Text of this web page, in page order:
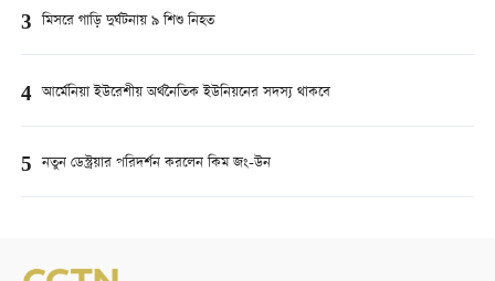
3 মিসরে গাড়ি দুর্ঘটনায় ৯ শিশু নিহত
4 আর্মেনিয়া ইউরেশীয় অর্থনৈতিক ইউনিয়নের সদস্য থাকবে
5 নতুন ডেস্ট্রয়ার পরিদর্শন করলেন কিম জং-উন